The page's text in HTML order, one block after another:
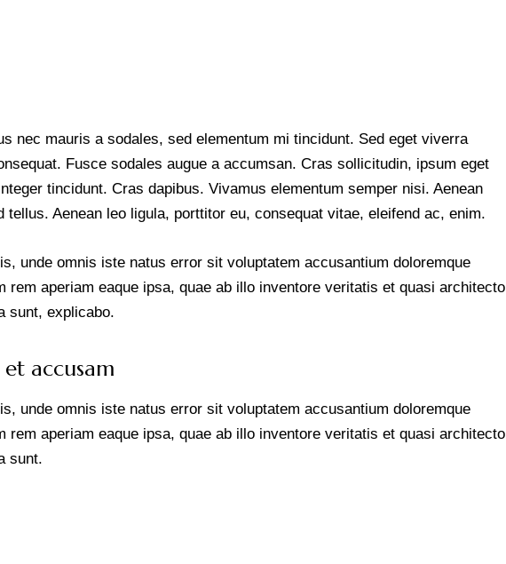
nec mauris a sodales, sed elementum mi tincidunt. Sed eget viverra
Fusce sodales augue a accumsan. Cras sollicitudin, ipsum eget
tincidunt. Cras dapibus. Vivamus elementum semper nisi. Aenean
tellus. Aenean leo ligula, porttitor eu, consequat vitae, eleifend ac, enim.
unde omnis iste natus error sit voluptatem accusantium doloremque
rem aperiam eaque ipsa, quae ab illo inventore veritatis et quasi architecto
sunt, explicabo.
accusam
unde omnis iste natus error sit voluptatem accusantium doloremque
rem aperiam eaque ipsa, quae ab illo inventore veritatis et quasi architecto
sunt.